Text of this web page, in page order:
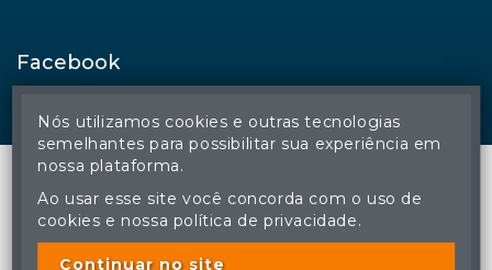
Facebook
© Regina Aude Leilões - Todos os direitos reservados
A cópia ou reprodução não autorizada do conteúdo deste site
poderá acarretar em penas previstas em lei.
Nós utilizamos cookies e outras tecnologias
semelhantes para possibilitar sua experiência em
nossa plataforma.
Ao usar esse site você concorda com o uso de
cookies e nossa política de privacidade.
Continuar no site